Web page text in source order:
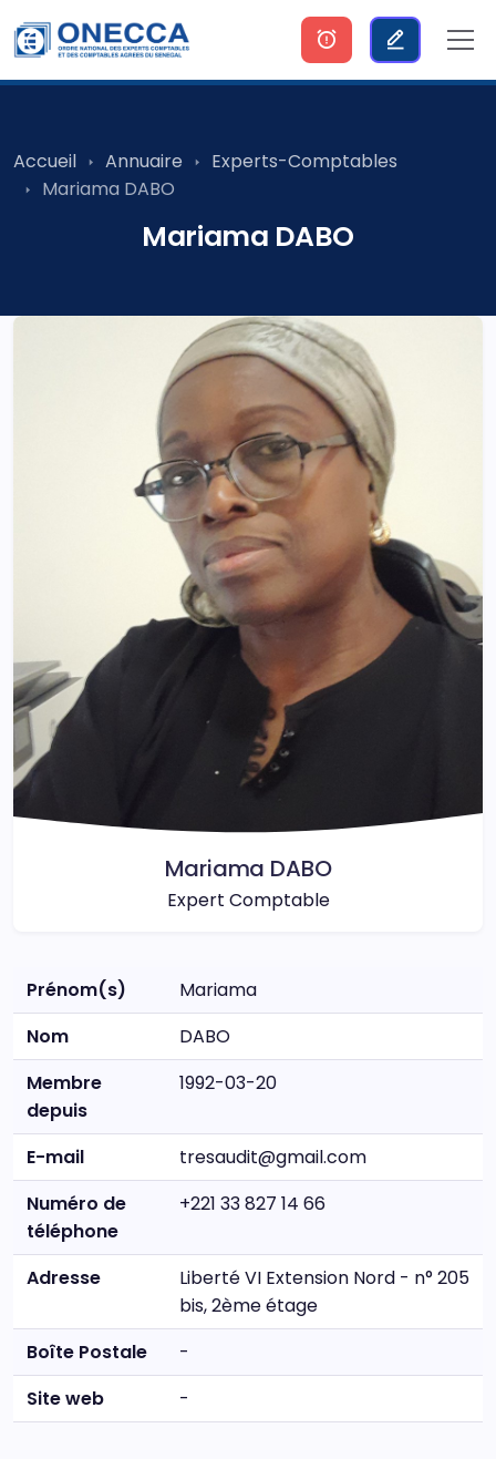
Accueil Annuaire
Experts-Comptables
Mariama DABO
Mariama DABO
Mariama DABO
Expert Comptable
Prénom(s)
Mariama
Nom
DABO
Membre
depuis
1992-03-20
E-mail
tresaudit@gmail.com
Numéro de
téléphone
+221 33 827 14 66
Adresse
Liberté VI Extension Nord - n° 205
bis, 2ème étage
Boîte Postale
-
Site web
-